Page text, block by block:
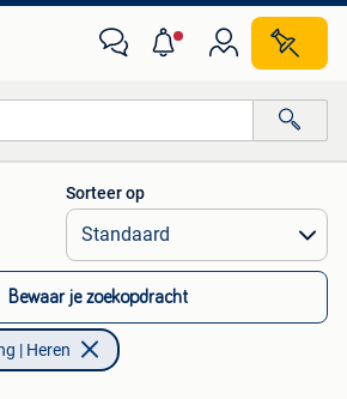
Alle afstanden…
Sorteer op
Bewaar je zoekopdracht
| Heren